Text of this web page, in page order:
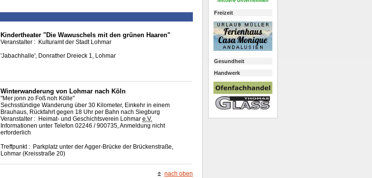
Kindertheater "Die Wawuschels mit den grünen Haaren"
Veranstalter : Kulturamt der Stadt Lohmar
'Jabachhalle', Donrather Dreieck 1, Lohmar
Winterwanderung von Lohmar nach Köln
"Mer jonn zo Foß noh Kölle"
Sechsstündige Wanderung über 30 Kilometer, Einkehr in einem
Brauhaus, Rückfahrt gegen 18 Uhr per Bahn nach Siegburg
Veranstalter : Heimat- und Geschichtsverein Lohmar e.V.
Informationen unter Telefon 02246 / 900735, Anmeldung nicht
erforderlich
Treffpunkt : Parkplatz unter der Agger-Brücke der Brückenstraße,
Lohmar (Kreisstraße 20)
nach oben
Freizeit
Gesundheit
Handwerk